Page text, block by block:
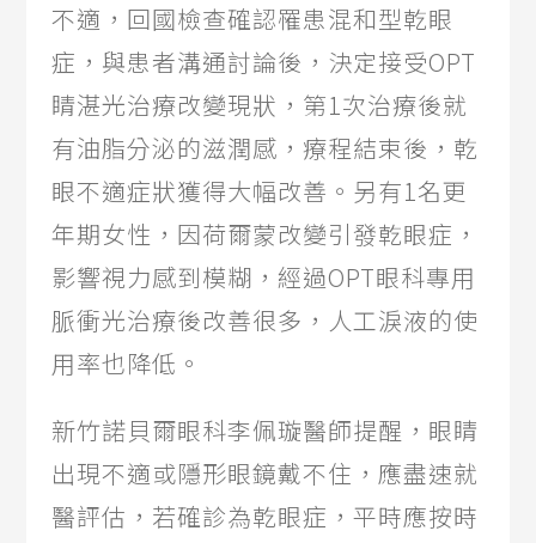
不適，回國檢查確認罹患混和型乾眼
症，與患者溝通討論後，決定接受OPT
睛湛光治療改變現狀，第1次治療後就
有油脂分泌的滋潤感，療程結束後，乾
眼不適症狀獲得大幅改善。另有1名更
年期女性，因荷爾蒙改變引發乾眼症，
影響視力感到模糊，經過OPT眼科專用
脈衝光治療後改善很多，人工淚液的使
用率也降低。
新竹諾貝爾眼科李佩璇醫師提醒，眼睛
出現不適或隱形眼鏡戴不住，應盡速就
醫評估，若確診為乾眼症，平時應按時